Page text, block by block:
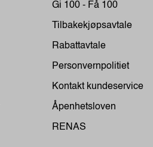
Gi 100 - Få 100
Tilbakekjøpsavtale
Rabattavtale
Personvernpolitiet
Kontakt kundeservice
Åpenhetsloven
RENAS